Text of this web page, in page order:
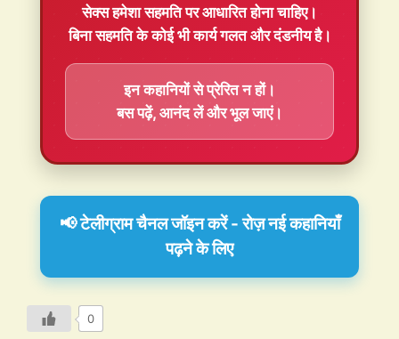
सेक्स हमेशासहमतिपर आधारित होना चाहिए।
बिना सहमति के कोई भी कार्य गलत और दंडनीय है।
इन कहानियों से प्रेरित न हों।
बस पढ़ें, आनंद लें और भूल जाएं।
📢 टेलीग्राम चैनल जॉइन करें - रोज़ नई कहानियाँ
पढ़ने के लिए
0